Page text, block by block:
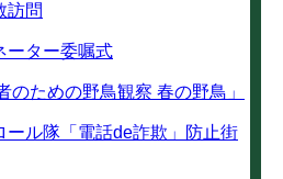
訪問
ーター委嘱式
のための野鳥観察 春の野鳥」
ール隊「電話de詐欺」防止街